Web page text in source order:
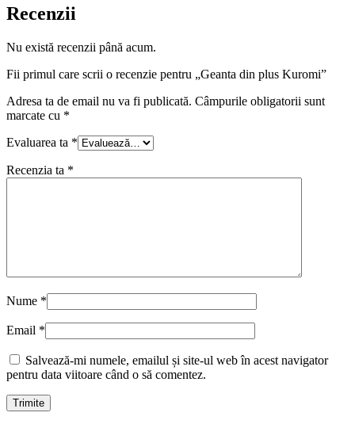
Recenzii
Nu există recenzii până acum.
Fii primul care scrii o recenzie pentru „Geanta din plus Kuromi”
Adresa ta de email nu va fi publicată. Câmpurile obligatorii sunt
marcate cu *
Evaluarea ta *
Recenzia ta *
Nume *
Email *
Salvează-mi numele, emailul și site-ul web în acest navigator
pentru data viitoare când o să comentez.